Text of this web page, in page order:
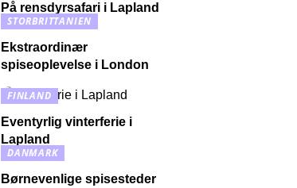
På rensdyrsafari i Lapland
STORBRITTANIEN
Ekstraordinær
spiseoplevelse i London
FINLAND
Eventyrlig vinterferie i
Lapland
DANMARK
Børnevenlige spisesteder